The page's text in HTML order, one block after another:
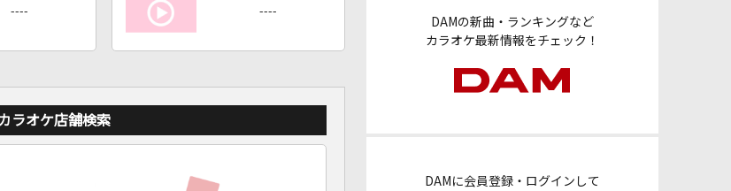
DAMの新曲・ランキングなど
カラオケ最新情報をチェック！
DAMに会員登録・ログインして
---- ----
カラオケ店舗検索